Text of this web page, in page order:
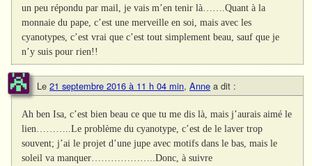
un peu répondu par mail, je vais m’en tenir là…….Quant à la
monnaie du pape, c’est une merveille en soi, mais avec les
cyanotypes, c’est vrai que c’est tout simplement beau, sauf que je
n’y suis pour rien!!
Le 21 septembre 2016 à 11 h 04 min, Anne a dit :
Ah ben Isa, c’est bien beau ce que tu me dis là, mais j’aurais aimé le
lien………..Le problème du cyanotype, c’est de le laver trop
souvent; j’ai le projet d’une jupe avec motifs dans le bas, mais le
soleil va manquer………………..Donc, à suivre